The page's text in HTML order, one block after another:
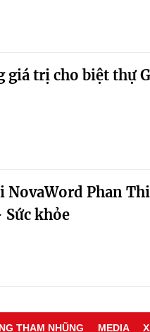
giá trị cho biệt thự
Phan
khỏe
THAM NHŨNG MEDIA